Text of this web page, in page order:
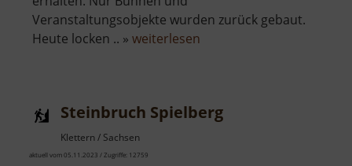
Veranstaltungsobjekte wurden zurück gebaut.
Heute locken .. » weiterlesen
Steinbruch Spielberg
Klettern / Sachsen
aktuell vom 05.11.2023 / Zugriffe: 12759